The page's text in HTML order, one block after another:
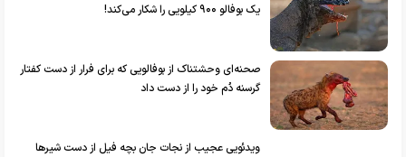
یک بوفالو ۹۰۰ کیلویی را شکار می‌کند!
صحنه‌ای وحشتناک از بوفالویی که برای فرار از دست کفتار
گرسنه دُم خود را از دست داد
ویدئویی عجیب از نجات جان بچه فیل از دست شیر‌ها